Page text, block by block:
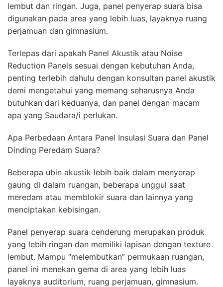
lembut dan ringan. Juga, panel penyerap suara bisa
digunakan pada area yang lebih luas, layaknya ruang
perjamuan dan gimnasium.
Terlepas dari apakah Panel Akustik atau Noise
Reduction Panels sesuai dengan kebutuhan Anda,
penting terlebih dahulu dengan konsultan panel akustik
demi mengetahui yang memang seharusnya Anda
butuhkan dari keduanya, dan panel dengan macam
apa yang Saudara/i perlukan.
Apa Perbedaan Antara Panel Insulasi Suara dan Panel
Dinding Peredam Suara?
Beberapa ubin akustik lebih baik dalam menyerap
gaung di dalam ruangan, beberapa unggul saat
meredam atau memblokir suara dan lainnya yang
menciptakan kebisingan.
Panel penyerap suara cenderung merupakan produk
yang lebih ringan dan memiliki lapisan dengan texture
lembut. Mampu “melembutkan” permukaan ruangan,
panel ini menekan gema di area yang lebih luas
layaknya auditorium, ruang perjamuan, gimnasium.